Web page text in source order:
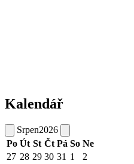
Kalendář
Srpen2026
Po Út St Čt Pá So Ne
27 28 29 30 31 1
2